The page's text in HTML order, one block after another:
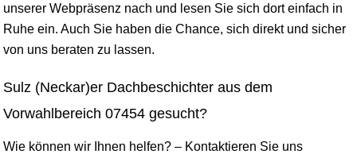
unserer Webpräsenz nach und lesen Sie sich dort einfach in
Ruhe ein. Auch Sie haben die Chance, sich direkt und sicher
von uns beraten zu lassen.
Sulz (Neckar)er Dachbeschichter aus dem
Vorwahlbereich 07454 gesucht?
Wie können wir Ihnen helfen? – Kontaktieren Sie uns